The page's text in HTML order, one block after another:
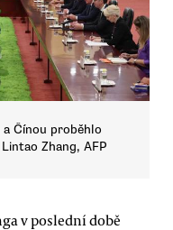
Čínou proběhlo
Zhang, AFP
v poslední době